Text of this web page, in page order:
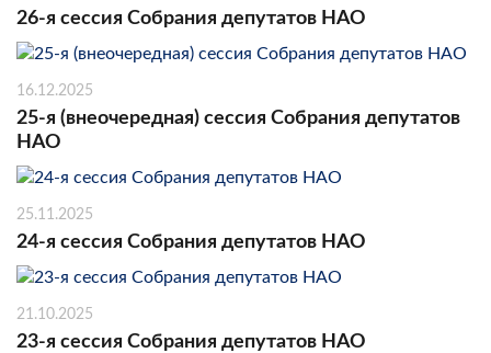
26-я сессия Собрания депутатов НАО
16.12.2025
25-я (внеочередная) сессия Собрания депутатов
НАО
25.11.2025
24-я сессия Собрания депутатов НАО
21.10.2025
23-я сессия Собрания депутатов НАО